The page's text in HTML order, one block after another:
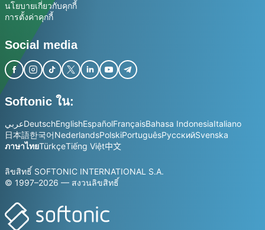
นโยบายเกี่ยวกับคุกกี้
การตั้งค่าคุกกี้
Social media
Softonic ใน:
عربيDeutschEnglishEspañolFrançaisBahasa IndonesiaItaliano
日本語한국어NederlandsPolskiPortuguêsРусскийSvenska
ภาษาไทยTürkçeTiếng Việt中文
ลิขสิทธิ์ SOFTONIC INTERNATIONAL S.A.
© 1997–2026 — สงวนลิขสิทธิ์